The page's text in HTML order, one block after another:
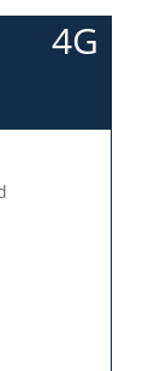
4G